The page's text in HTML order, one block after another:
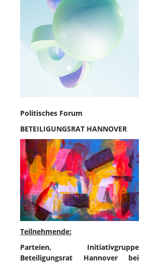
Politisches Forum
BETEILIGUNGSRAT HANNOVER
Teilnehmende:
Parteien, Initiativgruppe
Beteiligungsrat Hannover bei